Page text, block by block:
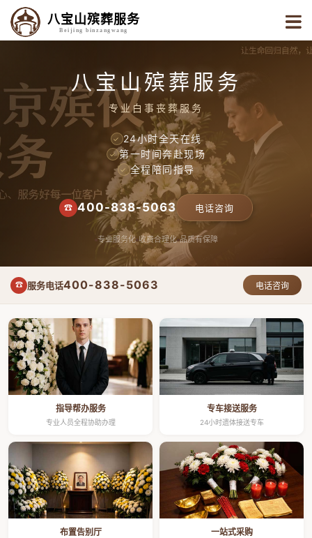
八宝山殡葬服务
Beijing binzangwang
八宝山殡葬服务
专业白事丧葬服务
✓ 24小时全天在线
✓ 第一时间奔赴现场
✓ 全程陪同指导
☎ 400-838-5063 电话咨询
专业服务化 收费合理化 品质有保障
☎ 服务电话400-838-5063 电话咨询
指导帮办服务
专业人员全程协助办理
专车接送服务
24小时遗体接送专车
布置告别厅 一站式采购